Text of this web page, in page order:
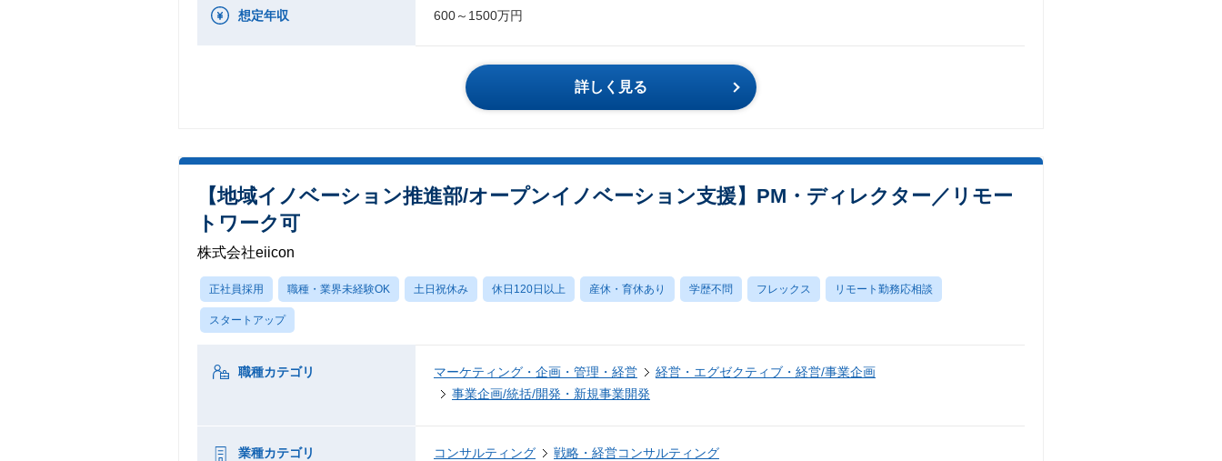
想定年収 600～1500万円
詳しく見る
【地域イノベーション推進部/オープンイノベーション支援】PM・ディレクター／リモー
トワーク可
株式会社eiicon
正社員採用 職種・業界未経験OK 土日祝休み 休日120日以上 産休・育休あり 学歴不問 フレックス リモート勤務応相談
スタートアップ
職種カテゴリ マーケティング・企画・管理・経営
経営・エグゼクティブ・経営/事業企画
事業企画/統括/開発・新規事業開発
業種カテゴリ コンサルティング 戦略・経営コンサルティング